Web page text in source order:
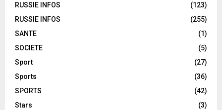
RUSSIE INFOS
(123)
RUSSIE INFOS
(255)
SANTE
(1)
SOCIETE
(5)
Sport
(27)
Sports
(36)
SPORTS
(42)
Stars
(3)